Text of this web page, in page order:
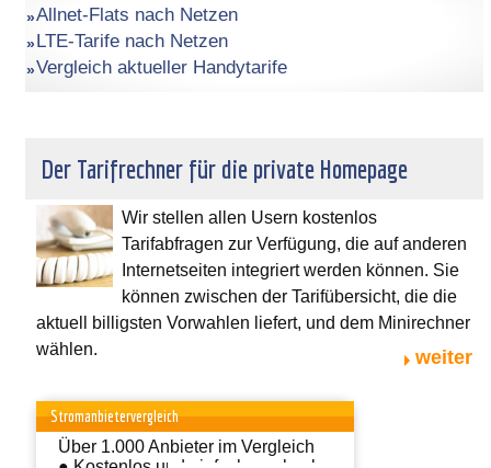
Allnet-Flats nach Netzen
LTE-Tarife nach Netzen
Vergleich aktueller Handytarife
Der Tarifrechner für die private Homepage
Wir stellen allen Usern kostenlos
Tarifabfragen zur Verfügung, die auf anderen
Internetseiten integriert werden können. Sie
können zwischen der Tarifübersicht, die die
aktuell billigsten Vorwahlen liefert, und dem Minirechner
wählen.
weiter
Stromanbietervergleich
Über 1.000 Anbieter im Vergleich